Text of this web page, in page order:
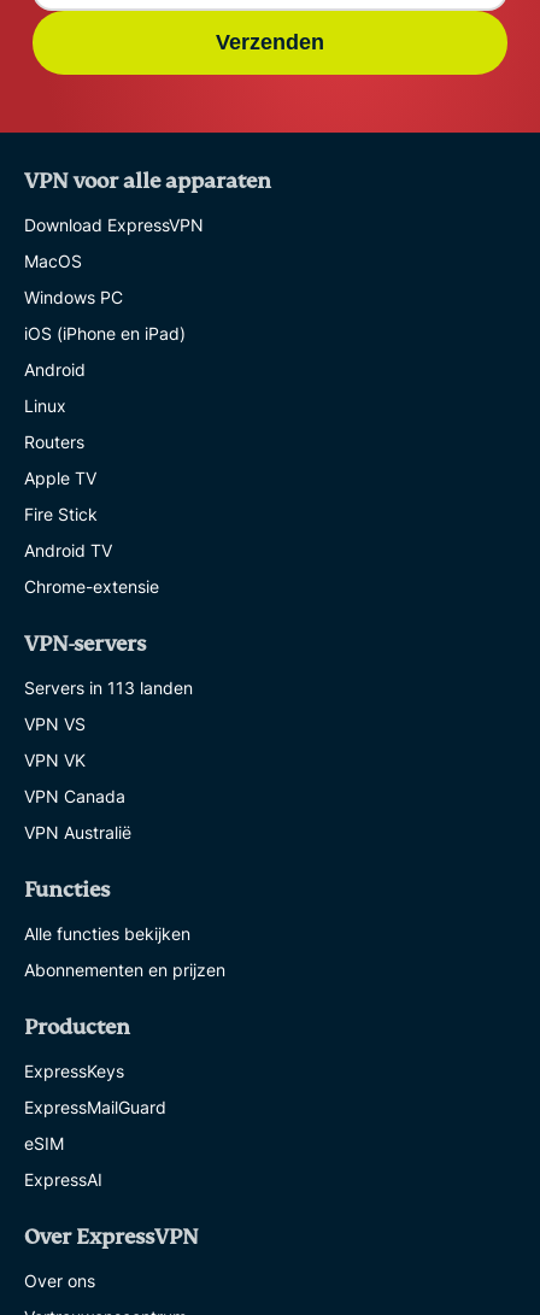
Verzenden
VPN voor alle apparaten
Download ExpressVPN
MacOS
Windows PC
iOS (iPhone en iPad)
Android
Linux
Routers
Apple TV
Fire Stick
Android TV
Chrome-extensie
VPN-servers
Servers in 113 landen
VPN VS
VPN VK
VPN Canada
VPN Australië
Functies
Alle functies bekijken
Abonnementen en prijzen
Producten
ExpressKeys
ExpressMailGuard
eSIM
ExpressAI
Over ExpressVPN
Over ons